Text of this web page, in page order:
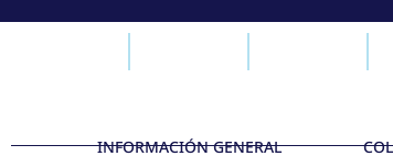
INFORMACIÓN GENERAL